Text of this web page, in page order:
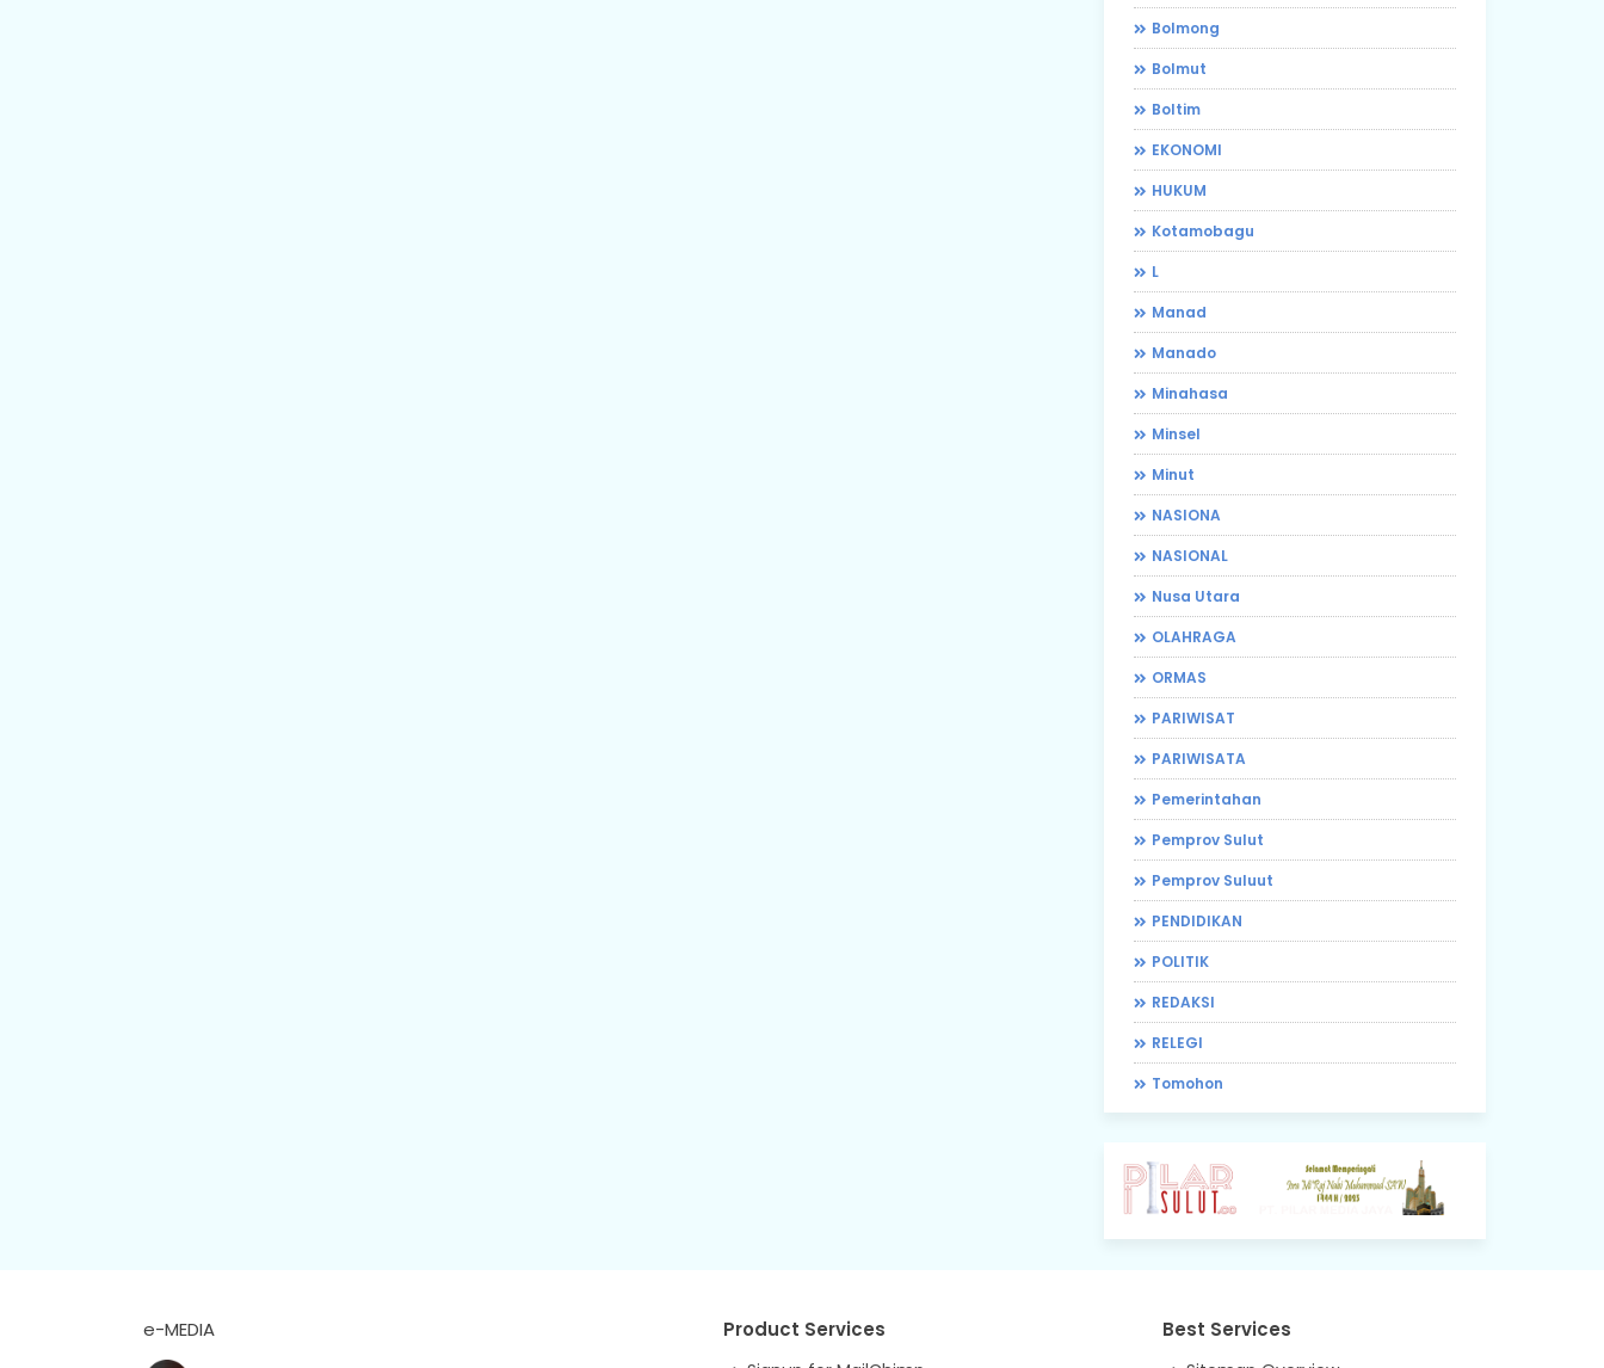
Bolmong
Bolmut
Boltim
EKONOMI
HUKUM
Kotamobagu
L
Manad
Manado
Minahasa
Minsel
Minut
NASIONA
NASIONAL
Nusa Utara
OLAHRAGA
ORMAS
PARIWISAT
PARIWISATA
Pemerintahan
Pemprov Sulut
Pemprov Suluut
PENDIDIKAN
POLITIK
REDAKSI
RELEGI
Tomohon
e-MEDIA Product Services Best Services